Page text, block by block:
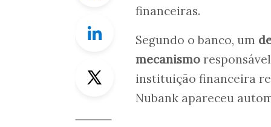
Twitter
financeiras.
Segundo o banco, um
mecanismo
instituição financeira
Nubank apareceu